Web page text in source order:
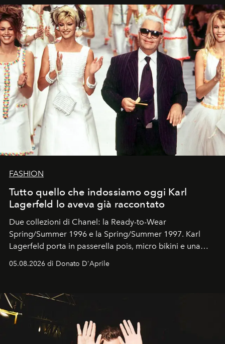
FASHION
Tutto quello che indossiamo oggi Karl
Lagerfeld lo aveva già raccontato
Due collezioni di Chanel: la Ready-to-Wear
Spring/Summer 1996 e la Spring/Summer 1997. Karl
Lagerfeld porta in passerella pois, micro bikini e una
logomania pensata per la spiaggia
Kate, Claudia e Carla una dietro l'altra. Trent'anni dopo,
uno dei documenti più contemporanei che abbiamo.
05.08.2026 di Donato D'Aprile